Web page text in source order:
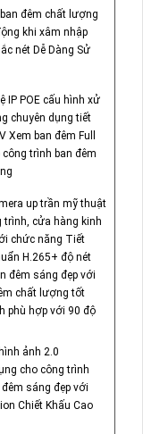
đêm chất lượng
khi xâm nhập
nét Dễ Dàng Sử
IP POE cấu hình xử
chuyên dụng tiết
Xem ban đêm Full
trình ban đêm
up trần mỹ thuật
trình, cửa hàng kinh
chức năng Tiết
H.265+ độ nét
đêm sáng đẹp với
chất lượng tốt
phù hợp với 90 độ
ảnh 2.0
cho công trình
sáng đẹp với
Chiết Khấu Cao